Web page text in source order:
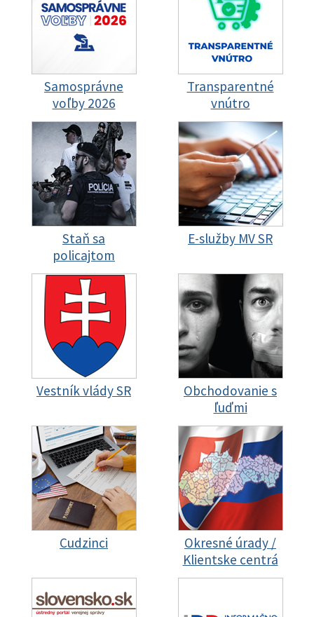
Samosprávne
voľby 2026
Transparentné
vnútro
Staň sa
policajtom
E-služby MV SR
Vestník vlády SR
Obchodovanie s
ľuďmi
Cudzinci
Okresné úrady /
Klientske centrá